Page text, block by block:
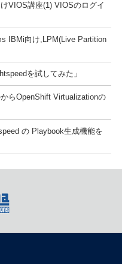
VIOS講座(1) VIOSのログイ
IBMi向け,LPM(Live Partition
を試してみた」
らOpenShift Virtualizationの
の Playbook生成機能を